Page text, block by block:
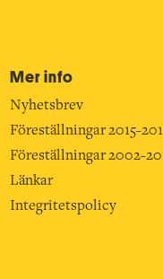
Mer info
Nyhetsbrev
Föreställningar 2015-
Föreställningar 2002-
Länkar
Integritetspolicy